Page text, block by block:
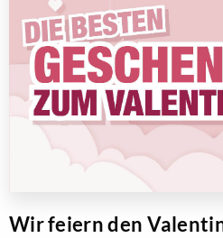
Wir feiern den